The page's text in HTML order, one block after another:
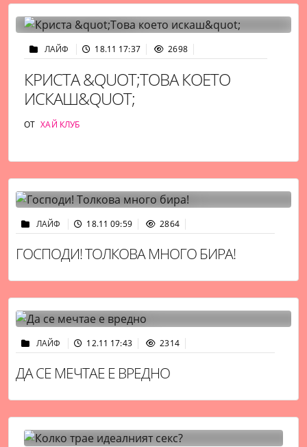
ЛАЙФ 18.11 17:37 2698
КРИСТА &QUOT;ТОВА КОЕТО
ИСКАШ&QUOT;
ОТ ХАЙ КЛУБ
ЛАЙФ 18.11 09:59 2864
ГОСПОДИ! ТОЛКОВА МНОГО БИРА!
ЛАЙФ 12.11 17:43 2314
ДА СЕ МЕЧТАЕ Е ВРЕДНО